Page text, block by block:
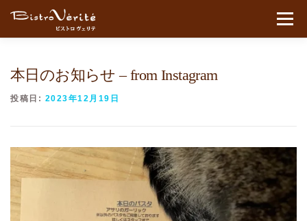
コンテンツへスキップ
メニュ
本日のお知らせ – from Instagram
投稿日: 2023年12月19日